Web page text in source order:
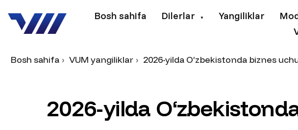
Bosh sahifa Dilerlar ▼ Yangiliklar
Bosh sahifa VUM yangiliklar 2026-yilda O‘zbekistonda biznes
2026-yilda O‘zbekistond